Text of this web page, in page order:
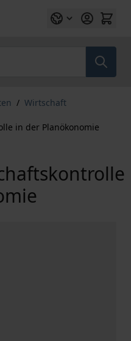
/ Wirtschaft
in der Planökonomie